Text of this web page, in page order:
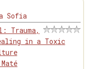
Sofia
Trauma,
in a Toxic